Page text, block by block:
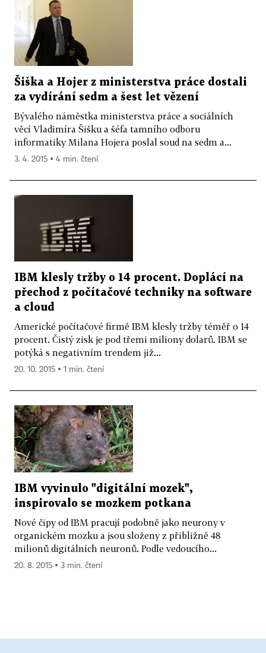
Šiška a Hojer z ministerstva práce dostali
za vydírání sedm a šest let vězení
Bývalého náměstka ministerstva práce a sociálních
věcí Vladimíra Šišku a šéfa tamního odboru
informatiky Milana Hojera poslal soud na sedm a...
3. 4. 2015 ▪ 4 min. čtení
IBM klesly tržby o 14 procent. Doplácí na
přechod z počítačové techniky na software
a cloud
Americké počítačové firmě IBM klesly tržby téměř o 14
procent. Čistý zisk je pod třemi miliony dolarů. IBM se
potýká s negativním trendem již...
20. 10. 2015 ▪ 1 min. čtení
IBM vyvinulo "digitální mozek",
inspirovalo se mozkem potkana
Nové čipy od IBM pracují podobně jako neurony v
organickém mozku a jsou složeny z přibližně 48
milionů digitálních neuronů. Podle vedoucího...
20. 8. 2015 ▪ 3 min. čtení